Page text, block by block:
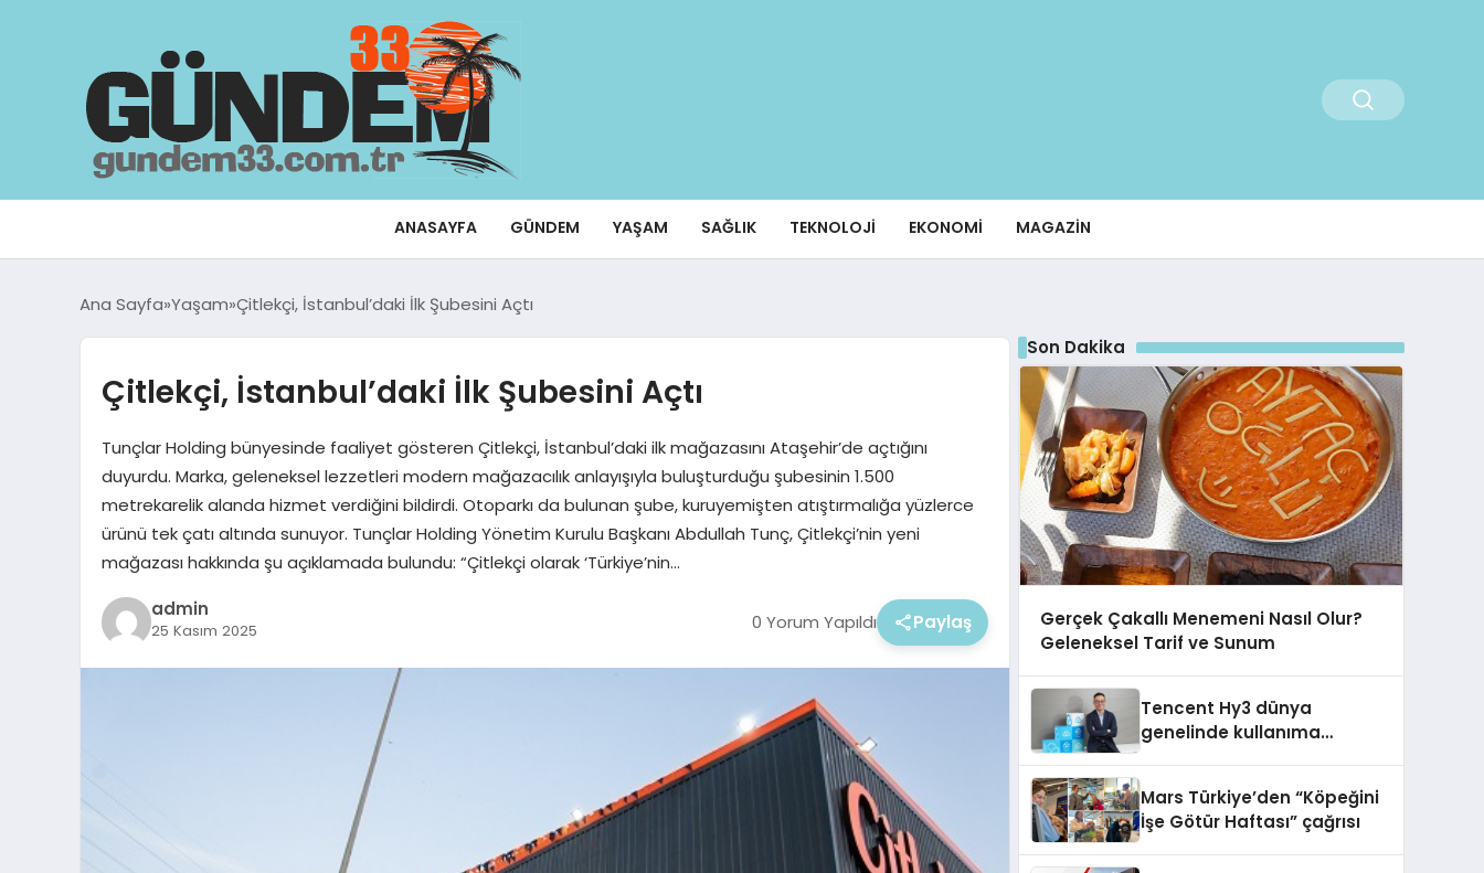
ANASAYFA GÜNDEM YAŞAM SAĞLIK TEKNOLOJI EKONOMI MAGAZIN
Ana Sayfa Yaşam Çitlekçi, İstanbul’daki İlk Şubesini Açtı
Çitlekçi, İstanbul’daki İlk Şubesini Açtı
Tunçlar Holding bünyesinde faaliyet gösteren Çitlekçi, İstanbul’daki ilk mağazasını Ataşehir’de açtığını
duyurdu. Marka, geleneksel lezzetleri modern mağazacılık anlayışıyla buluşturduğu şubesinin 1.500
metrekarelik alanda hizmet verdiğini bildirdi. Otoparkı da bulunan şube, kuruyemişten atıştırmalığa yüzlerce
ürünü tek çatı altında sunuyor. Tunçlar Holding Yönetim Kurulu Başkanı Abdullah Tunç, Çitlekçi’nin yeni
mağazası hakkında şu açıklamada bulundu: “Çitlekçi olarak ‘Türkiye’nin…
admin
25 Kasım 2025 0 Yorum Yapıldı Paylaş
Son Dakika
Gerçek Çakallı Menemeni Nasıl Olur?
Geleneksel Tarif ve Sunum
Tencent Hy3 dünya
genelinde kullanıma
Mars Türkiye’den “Köpeğini
İşe Götür Haftası” çağrısı